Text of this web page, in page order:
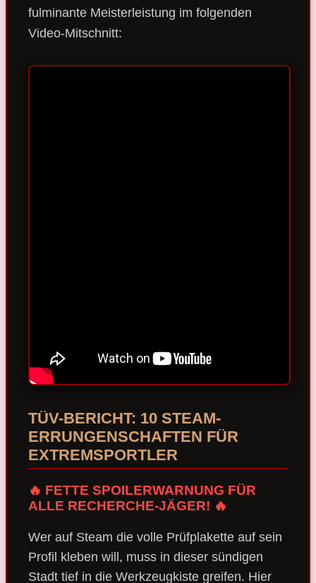
fulminante Meisterleistung im folgenden
Video-Mitschnitt:
TÜV-BERICHT: 10 STEAM-
ERRUNGENSCHAFTEN FÜR
EXTREMSPORTLER
🔥 FETTE SPOILERWARNUNG FÜR
ALLE RECHERCHE-JÄGER! 🔥
Wer auf Steam die volle Prüfplakette auf sein
Profil kleben will, muss in dieser sündigen
Stadt tief in die Werkzeugkiste greifen. Hier